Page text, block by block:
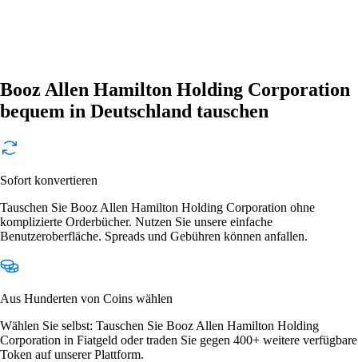
Booz Allen Hamilton Holding Corporation
bequem in Deutschland tauschen
Sofort konvertieren
Tauschen Sie Booz Allen Hamilton Holding Corporation ohne
komplizierte Orderbücher. Nutzen Sie unsere einfache
Benutzeroberfläche. Spreads und Gebühren können anfallen.
Aus Hunderten von Coins wählen
Wählen Sie selbst: Tauschen Sie Booz Allen Hamilton Holding
Corporation in Fiatgeld oder traden Sie gegen 400+ weitere verfügbare
Token auf unserer Plattform.